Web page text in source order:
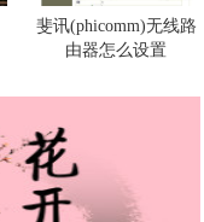
斐讯(phicomm)无线路
由器怎么设置